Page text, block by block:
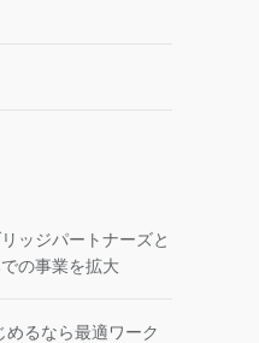
ッジパートナーズと
の事業を拡大
めるなら最適ワーク